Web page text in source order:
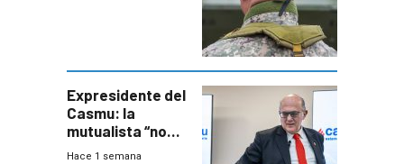
seguridad
Expresidente del
Casmu: la
mutualista “no
está para pagar”
Hace 1 semana